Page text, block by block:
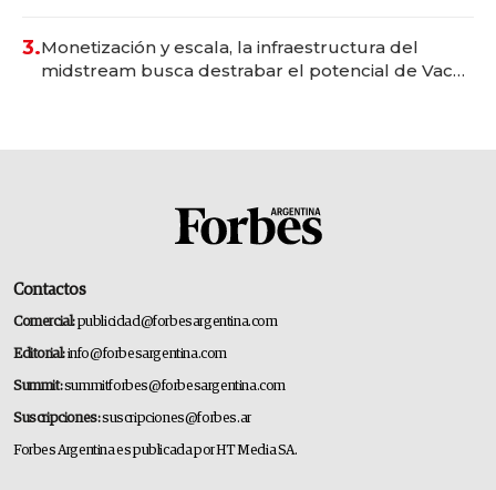
3.Monetización y escala, la infraestructura del
midstream busca destrabar el potencial de Vaca
Contactos
Comercial:publicidad@forbesargentina.com
Editorial:info@forbesargentina.com
Summit:summitforbes@forbesargentina.com
Suscripciones:suscripciones@forbes.ar
Forbes Argentina es publicada por HT Media SA.